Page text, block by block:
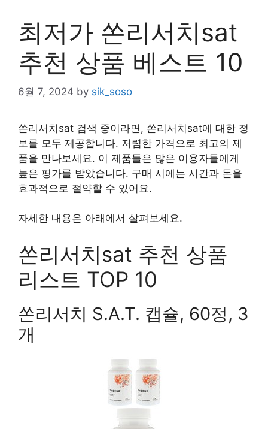
최저가 쏜리서치sat
추천 상품 베스트 10
6월 7, 2024 by sik_soso
쏜리서치sat 검색 중이라면, 쏜리서치sat에 대한 정
보를 모두 제공합니다. 저렴한 가격으로 최고의 제
품을 만나보세요. 이 제품들은 많은 이용자들에게
높은 평가를 받았습니다. 구매 시에는 시간과 돈을
효과적으로 절약할 수 있어요.
자세한 내용은 아래에서 살펴보세요.
쏜리서치sat 추천 상품
리스트 TOP 10
쏜리서치 S.A.T. 캡슐, 60정, 3
개